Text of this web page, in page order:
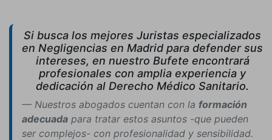
Si busca los mejores Juristas especializados
en Negligencias en Madrid para defender sus
intereses, en nuestro Bufete encontrará
profesionales con amplia experiencia y
dedicación al Derecho Médico Sanitario.
Nuestros abogados cuentan con la formación
adecuada para tratar estos asuntos -que pueden
ser complejos- con profesionalidad y sensibilidad.